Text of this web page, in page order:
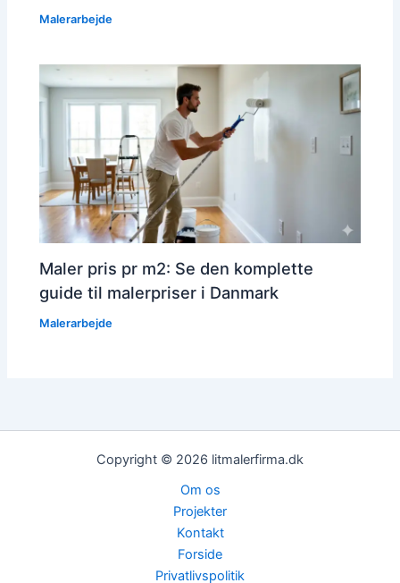
Malerarbejde
Maler pris pr m2: Se den komplette
guide til malerpriser i Danmark
Malerarbejde
Copyright © 2026 litmalerfirma.dk
Om os
Projekter
Kontakt
Forside
Privatlivspolitik